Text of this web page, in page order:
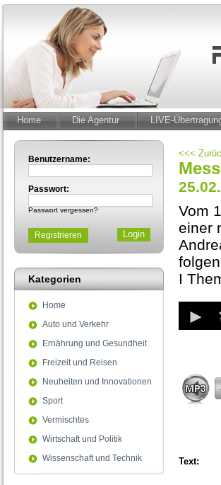
Home Die Agentur LIVE-
Benutzername:
Passwort:
Passwort vergessen?
Registrieren
Kategorien
Home
Auto und Verkehr
Ernährung und Gesundheit
Freizeit und Reisen
Neuheiten und Innovationen
Sport
Vermischtes
Wirtschaft und Politik
Wissenschaft und Technik
<<<
Vom
einer
I
seconds
of
Text: